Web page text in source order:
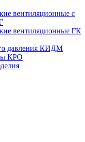
вентиляционные с
вентиляционные ГК
давления КИДМ
КРО